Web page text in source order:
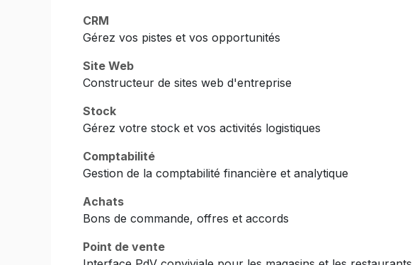
CRM
Gérez vos pistes et vos opportunités
Site Web
Constructeur de sites web d'entreprise
Stock
Gérez votre stock et vos activités logistiques
Comptabilité
Gestion de la comptabilité financière et analytique
Achats
Bons de commande, offres et accords
Point de vente